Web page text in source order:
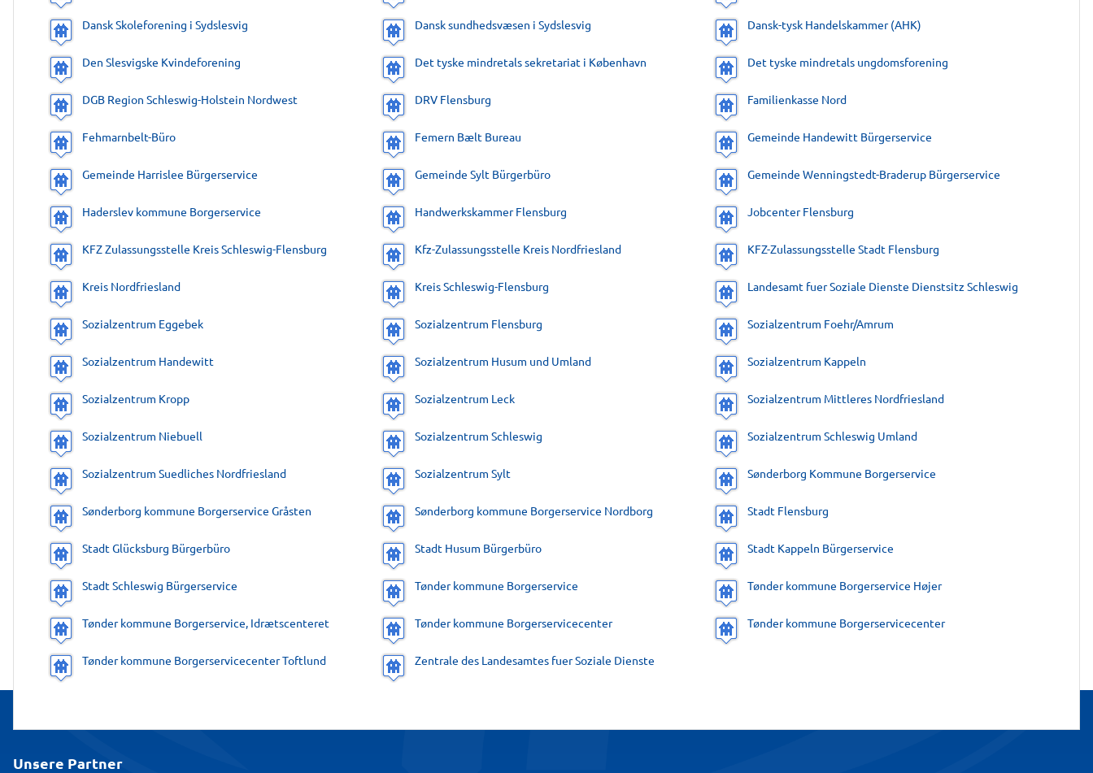
Dansk Skoleforening i Sydslesvig Dansk sundhedsvæsen i Sydslesvig Dansk-tysk Handelskammer (AHK)
Den Slesvigske Kvindeforening Det tyske mindretals sekretariat i København Det tyske mindretals ungdomsforening
DGB Region Schleswig-Holstein Nordwest DRV Flensburg Familienkasse Nord
Fehmarnbelt-Büro Femern Bælt Bureau Gemeinde Handewitt Bürgerservice
Gemeinde Harrislee Bürgerservice Gemeinde Sylt Bürgerbüro Gemeinde Wenningstedt-Braderup Bürgerservice
Haderslev kommune Borgerservice Handwerkskammer Flensburg Jobcenter Flensburg
KFZ Zulassungsstelle Kreis Schleswig-Flensburg Kfz-Zulassungsstelle Kreis Nordfriesland KFZ-Zulassungsstelle Stadt Flensburg
Kreis Nordfriesland Kreis Schleswig-Flensburg Landesamt fuer Soziale Dienste Dienstsitz Schleswig
Sozialzentrum Eggebek Sozialzentrum Flensburg Sozialzentrum Foehr/Amrum
Sozialzentrum Handewitt Sozialzentrum Husum und Umland Sozialzentrum Kappeln
Sozialzentrum Kropp Sozialzentrum Leck Sozialzentrum Mittleres Nordfriesland
Sozialzentrum Niebuell Sozialzentrum Schleswig Sozialzentrum Schleswig Umland
Sozialzentrum Suedliches Nordfriesland Sozialzentrum Sylt Sønderborg Kommune Borgerservice
Sønderborg kommune Borgerservice Gråsten Sønderborg kommune Borgerservice Nordborg Stadt Flensburg
Stadt Glücksburg Bürgerbüro Stadt Husum Bürgerbüro Stadt Kappeln Bürgerservice
Stadt Schleswig Bürgerservice Tønder kommune Borgerservice Tønder kommune Borgerservice Højer
Tønder kommune Borgerservice, Idrætscenteret Tønder kommune Borgerservicecenter Tønder kommune Borgerservicecenter
Tønder kommune Borgerservicecenter Toftlund Zentrale des Landesamtes fuer Soziale Dienste
Unsere Partner